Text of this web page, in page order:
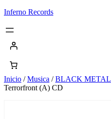
Saltar
contenido
Inferno Records
Inicio /Musica /BLACK METAL
Terrorfront (A) CD